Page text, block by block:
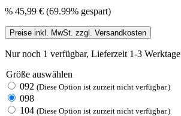
% 45,99 € (69.99% gespart)
Preise inkl. MwSt. zzgl. Versandkosten
Nur noch 1 verfügbar, Lieferzeit 1-3 Werktage
Größe auswählen
092 (Diese Option ist zurzeit nicht verfügbar.)
098
104 (Diese Option ist zurzeit nicht verfügbar.)